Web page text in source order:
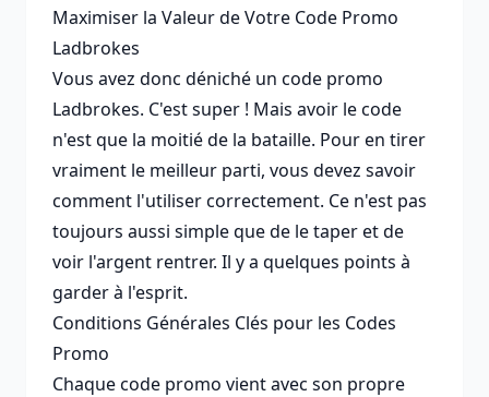
Maximiser la Valeur de Votre Code Promo
Ladbrokes
Vous avez donc déniché un code promo
Ladbrokes. C'est super ! Mais avoir le code
n'est que la moitié de la bataille. Pour en tirer
vraiment le meilleur parti, vous devez savoir
comment l'utiliser correctement. Ce n'est pas
toujours aussi simple que de le taper et de
voir l'argent rentrer. Il y a quelques points à
garder à l'esprit.
Conditions Générales Clés pour les Codes
Promo
Chaque code promo vient avec son propre